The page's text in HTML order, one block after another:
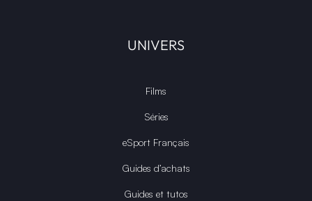
UNIVERS
Films
Séries
eSport Français
Guides d’achats
Guides et tutos